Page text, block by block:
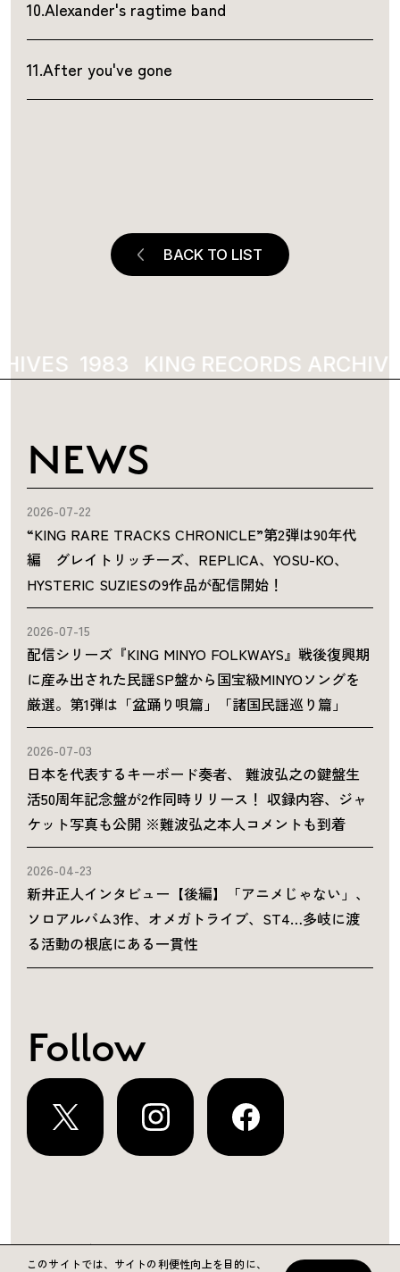
10.Alexander's ragtime band
11.After you've gone
BACK TO LIST
1983 KING RECORDS
NEWS
2026-07-22
“KING RARE TRACKS CHRONICLE”第2弾は90年代
編 グレイトリッチーズ、REPLICA、YOSU-KO、
HYSTERIC SUZIESの9作品が配信開始！
2026-07-15
配信シリーズ『KING MINYO FOLKWAYS』戦後復興期
に産み出された民謡SP盤から国宝級MINYOソングを
厳選。第1弾は「盆踊り唄篇」「諸国民謡巡り篇」
2026-07-03
日本を代表するキーボード奏者、 難波弘之の鍵盤生
活50周年記念盤が2作同時リリース！ 収録内容、ジャ
ケット写真も公開 ※難波弘之本人コメントも到着
2026-04-23
新井正人インタビュー【後編】「アニメじゃない」、
ソロアルバム3作、オメガトライブ、ST4…多岐に渡
る活動の根底にある一貫性
Follow
運営会社 プライバシーポリシー お問い合わせ
このサイトでは、サイトの利便性向上を目的に、